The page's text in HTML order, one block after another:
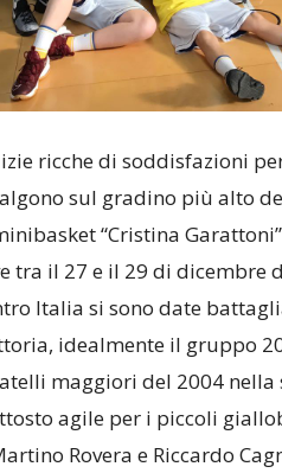
ricche di soddisfazioni
sul gradino più alto
“Cristina
tra il 27 e il 29 di dicembre
Italia si sono date
idealmente il gruppo
maggiori del 2004 nella
agile per i piccoli
Rovera e Riccardo